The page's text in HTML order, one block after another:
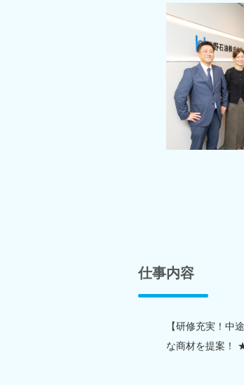
仕事内容
【研修充実！中
な商材を提案！